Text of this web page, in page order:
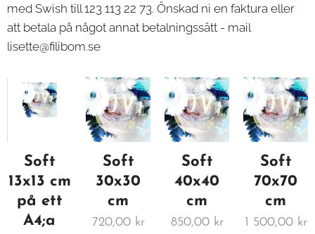
med Swish till 123 113 22 73. Önskad ni en faktura eller
att betala på något annat betalningssätt - mail
lisette@filibom.se
Soft
13x13 cm
på ett
A4;a
Soft
30x30
cm
720,00kr
Soft
40x40
cm
850,00kr
Soft
70x70
cm
1 500,00kr